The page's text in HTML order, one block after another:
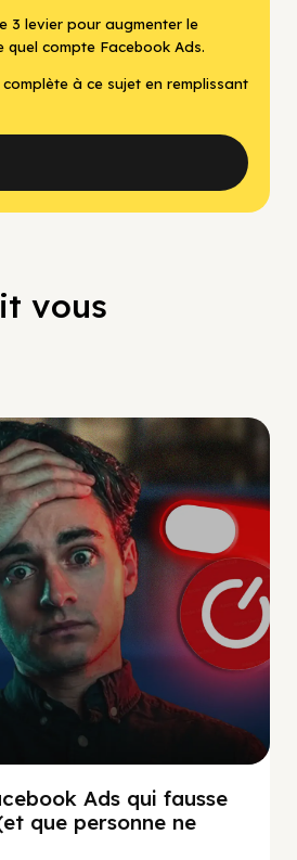
3 levier pour augmenter le
compte Facebook Ads.
à ce sujet en remplissant
vous
Social Scaling
Ads qui fausse
que personne ne